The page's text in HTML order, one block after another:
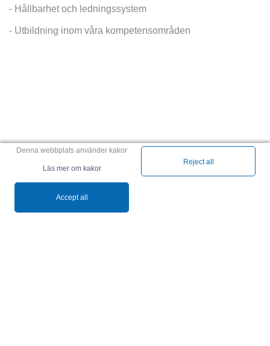
- Hållbarhet och ledningssystem
- Utbildning inom våra kompetensområden
Denna webbplats använder kakor
Läs mer om kakor
Accept all
Reject all